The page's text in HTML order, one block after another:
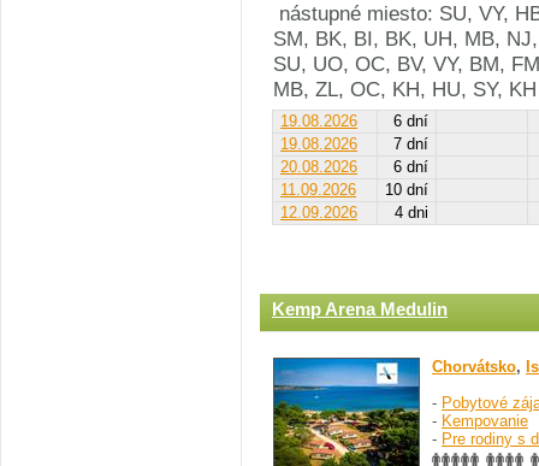
nástupné miesto: SU, VY,
SM, BK, BI, BK, UH, MB,
SU, UO, OC, BV, VY, BM,
MB, ZL, OC, KH, HU, SY, KH
19.08.2026
6 dní
19.08.2026
7 dní
20.08.2026
6 dní
11.09.2026
10 dní
12.09.2026
4 dni
Kemp Arena Medulin
Chorvátsko,
- Pobytové
- Kempovanie
- Pre rodiny s